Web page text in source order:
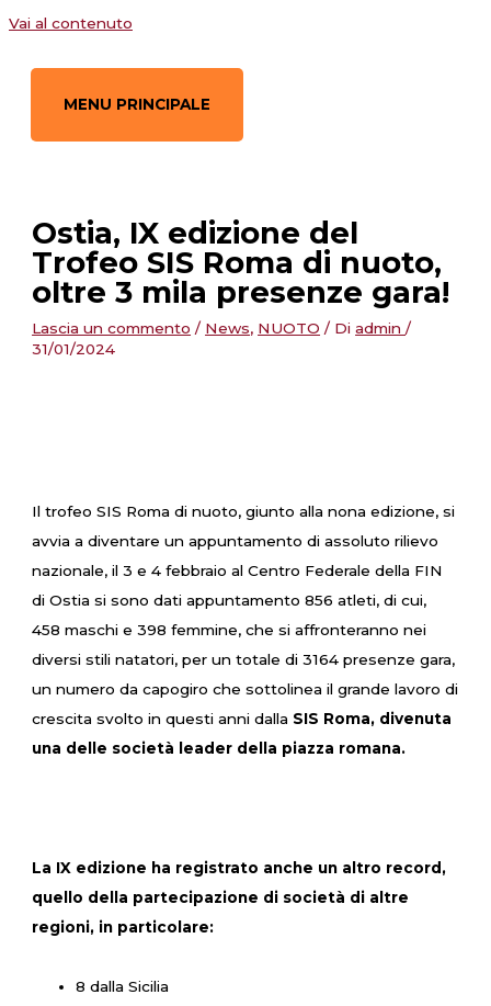
Vai al contenuto
MENU PRINCIPALE
Ostia, IX edizione del
Trofeo SIS Roma di nuoto,
oltre 3 mila presenze gara!
Lascia un commento / News, NUOTO / Diadmin/
31/01/2024
Il trofeo SIS Roma di nuoto, giunto alla nona edizione, si
avvia a diventare un appuntamento di assoluto rilievo
nazionale, il 3 e 4 febbraio al Centro Federale della FIN
di Ostia si sono dati appuntamento 856 atleti, di cui,
458 maschi e 398 femmine, che si affronteranno nei
diversi stili natatori, per un totale di 3164 presenze gara,
un numero da capogiro che sottolinea il grande lavoro di
crescita svolto in questi anni dalla SIS Roma, divenuta
una delle società leader della piazza romana.
La IX edizione ha registrato anche un altro record,
quello della partecipazione di società di altre
regioni, in particolare:
8 dalla Sicilia